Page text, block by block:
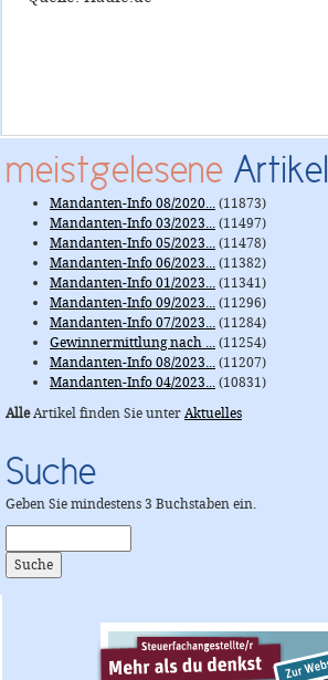
meistgelesene Artikel
Mandanten-Info 08/2020...(11873)
Mandanten-Info 03/2023...(11497)
Mandanten-Info 05/2023...(11478)
Mandanten-Info 06/2023...(11382)
Mandanten-Info 01/2023...(11341)
Mandanten-Info 09/2023...(11296)
Mandanten-Info 07/2023...(11284)
Gewinnermittlung nach ...(11254)
Mandanten-Info 08/2023...(11207)
Mandanten-Info 04/2023...(10831)
AlleArtikel finden Sie unterAktuelles
Suche
Geben Sie mindestens 3 Buchstaben ein.